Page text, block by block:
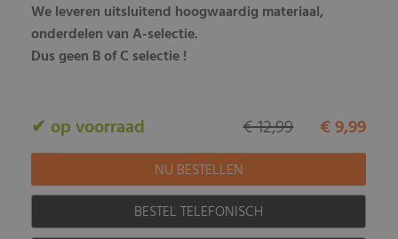
We leveren uitsluitend hoogwaardig materiaal,
onderdelen van A-selectie.
Dus geen B of C selectie !
✔ op voorraad € 9,99
€ 12,99
BESTEL TELEFONISCH